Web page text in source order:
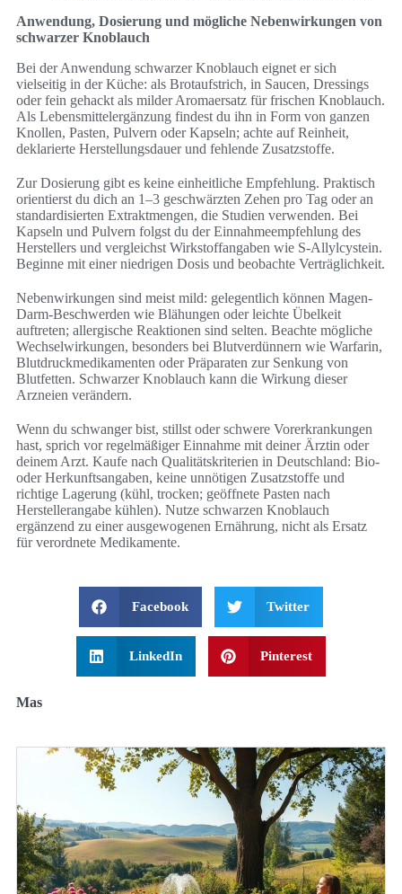
Anwendung, Dosierung und mögliche Nebenwirkungen von
schwarzer Knoblauch
Bei der Anwendung schwarzer Knoblauch eignet er sich
vielseitig in der Küche: als Brotaufstrich, in Saucen, Dressings
oder fein gehackt als milder Aromaersatz für frischen Knoblauch.
Als Lebensmittelergänzung findest du ihn in Form von ganzen
Knollen, Pasten, Pulvern oder Kapseln; achte auf Reinheit,
deklarierte Herstellungsdauer und fehlende Zusatzstoffe.
Zur Dosierung gibt es keine einheitliche Empfehlung. Praktisch
orientierst du dich an 1–3 geschwärzten Zehen pro Tag oder an
standardisierten Extraktmengen, die Studien verwenden. Bei
Kapseln und Pulvern folgst du der Einnahmeempfehlung des
Herstellers und vergleichst Wirkstoffangaben wie S‑Allylcystein.
Beginne mit einer niedrigen Dosis und beobachte Verträglichkeit.
Nebenwirkungen sind meist mild: gelegentlich können Magen-
Darm-Beschwerden wie Blähungen oder leichte Übelkeit
auftreten; allergische Reaktionen sind selten. Beachte mögliche
Wechselwirkungen, besonders bei Blutverdünnern wie Warfarin,
Blutdruckmedikamenten oder Präparaten zur Senkung von
Blutfetten. Schwarzer Knoblauch kann die Wirkung dieser
Arzneien verändern.
Wenn du schwanger bist, stillst oder schwere Vorerkrankungen
hast, sprich vor regelmäßiger Einnahme mit deiner Ärztin oder
deinem Arzt. Kaufe nach Qualitätskriterien in Deutschland: Bio-
oder Herkunftsangaben, keine unnötigen Zusatzstoffe und
richtige Lagerung (kühl, trocken; geöffnete Pasten nach
Herstellerangabe kühlen). Nutze schwarzen Knoblauch
ergänzend zu einer ausgewogenen Ernährung, nicht als Ersatz
für verordnete Medikamente.
Facebook Twitter
LinkedIn Pinterest
Mas